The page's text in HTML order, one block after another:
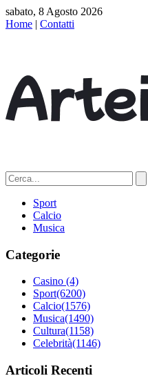
sabato, 8 Agosto 2026
Home | Contatti
Sport
Calcio
Musica
Categorie
Casino (4)
Sport(6200)
Calcio(1576)
Musica(1490)
Cultura(1158)
Celebrità(1146)
Articoli Recenti